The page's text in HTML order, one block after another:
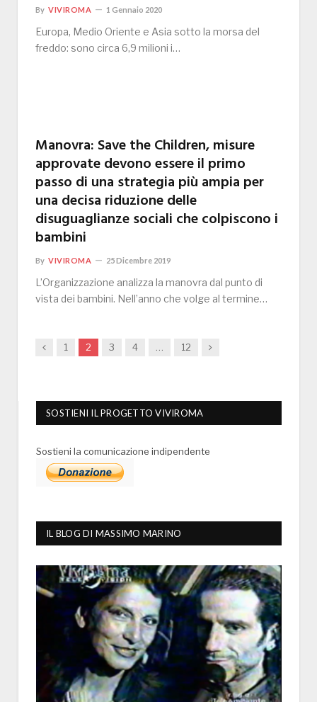
By VIVIROMA 1 Gennaio 2020
Europa, Medio Oriente e Asia sotto la morsa del
freddo: sono circa 6,9 milioni i…
Manovra: Save the Children, misure
approvate devono essere il primo
passo di una strategia più ampia per
una decisa riduzione delle
disuguaglianze sociali che colpiscono i
bambini
By VIVIROMA 25 Dicembre 2019
L’Organizzazione analizza la manovra dal punto di
vista dei bambini. Nell’anno che volge al termine…
Previous
1 2 3 4 12 Next
SOSTIENI IL PROGETTO VIVIROMA
Sostieni la comunicazione indipendente
IL BLOG DI MASSIMO MARINO